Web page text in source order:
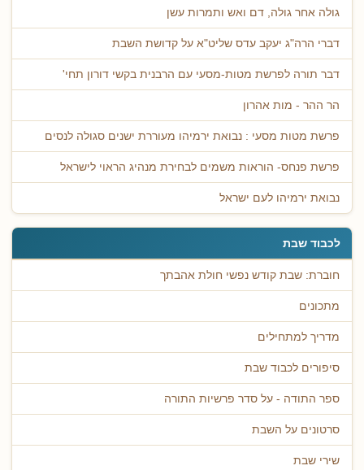
גולה אחר גולה, דם ואש ותמרות עשן
דברי הרה"ג יעקב עדס שליט"א על קדושת השבת
דבר תורה לפרשת מטות-מסעי עם הרבנית בקשי דורון תחי'
הר ההר - מות אהרון
פרשת מטות מסעי : נבואת ירמיהו מעוררת ישנים סגולה לנסים
פרשת פנחס- הוראות משמים לבחירת מנהיג הראוי לישראל
נבואת ירמיהו לעם ישראל
לכבוד שבת
חוברת: שבת קודש נפשי חולת אהבתך
מתכונים
מדריך למתחילים
סיפורים לכבוד שבת
ספר התודה - על סדר פרשיות התורה
סרטונים על השבת
שירי שבת